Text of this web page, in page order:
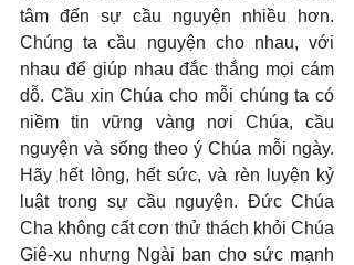
tâm đến sự cầu nguyện nhiều hơn.
Chúng ta cầu nguyện cho nhau, với
nhau để giúp nhau đắc thắng mọi cám
dỗ. Cầu xin Chúa cho mỗi chúng ta có
niềm tin vững vàng nơi Chúa, cầu
nguyện và sống theo ý Chúa mỗi ngày.
Hãy hết lòng, hết sức, và rèn luyện kỷ
luật trong sự cầu nguyện. Đức Chúa
Cha không cất cơn thử thách khỏi Chúa
Giê-xu nhưng Ngài ban cho sức mạnh